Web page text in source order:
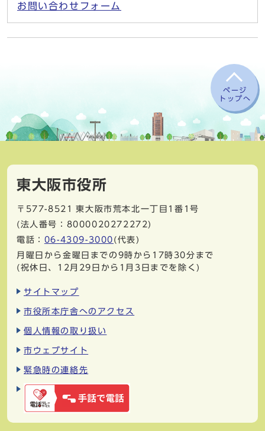
お問い合わせフォーム
ページ
トップへ
東大阪市役所
〒577-8521
東大阪市荒本北一丁目1番1号
(法人番号：8000020272272)
電話： 06-4309-3000 (代表)
月曜日から金曜日までの9時から17時30分まで
(祝休日、12月29日から1月3日までを除く)
サイトマップ
市役所本庁舎へのアクセス
個人情報の取り扱い
市ウェブサイト
緊急時の連絡先